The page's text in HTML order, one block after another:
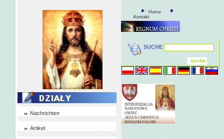
Nachrichten
Artikel
Home
Kontakt
SUCHE